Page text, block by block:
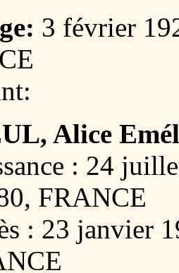
3 février
Alice
: 24
FRANCE
: 23 janvier